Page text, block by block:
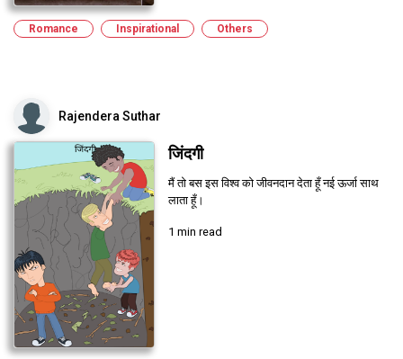
Romance Inspirational Others
Rajendera Suthar
जिंदगी
मैं तो बस इस विश्व को जीवनदान देता हूँ नई ऊर्जा साथ
लाता हूँ।
1 min read